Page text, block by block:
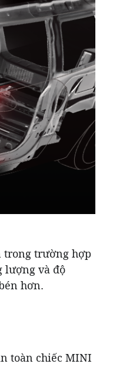
trong trường hợp
lượng và độ
hơn.
toàn chiếc MINI